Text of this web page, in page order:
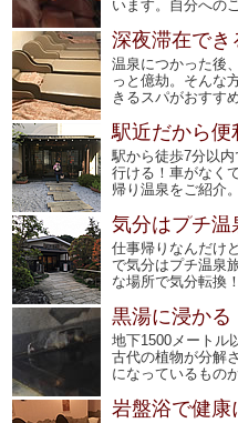
います。自分への
深夜滞在でき
温泉につかった後
っと億劫。そんな
きるスパがおすすめ
駅近だから便
駅から徒歩7分以
行ける！車がなく
帰り温泉をご紹介。
気分はプチ温
仕事帰りなんだけ
で気分はプチ温泉
な場所で気分転換！
黒湯に浸かる
地下1500メートル
古代の植物が分解
になっているものが
岩盤浴で健康